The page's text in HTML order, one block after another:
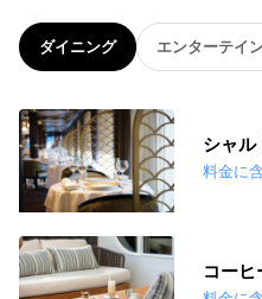
ダイニング エンターテイ
シャル
料金に
コー